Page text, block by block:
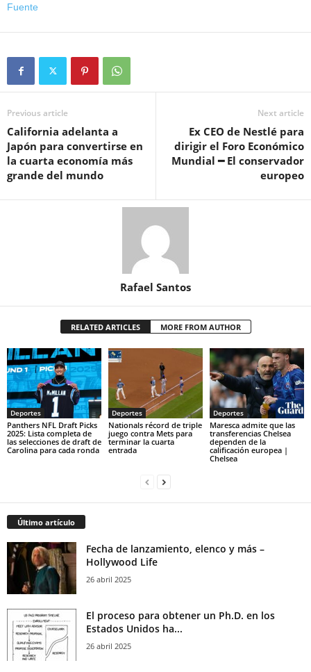
Fuente
Previous article
California adelanta a
Japón para convertirse en
la cuarta economía más
grande del mundo
Next article
Ex CEO de Nestlé para
dirigir el Foro Económico
Mundial ━ El conservador
europeo
Rafael Santos
RELATED ARTICLES MORE FROM AUTHOR
Deportes
Panthers NFL Draft Picks
2025: Lista completa de
las selecciones de draft de
Carolina para cada ronda
Deportes
Nationals récord de triple
juego contra Mets para
terminar la cuarta
entrada
Deportes
Maresca admite que las
transferencias Chelsea
dependen de la
calificación europea |
Chelsea
Último artículo
Fecha de lanzamiento, elenco y más –
Hollywood Life
26 abril 2025
El proceso para obtener un Ph.D. en los
Estados Unidos ha...
26 abril 2025